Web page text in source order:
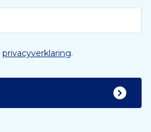
privacyverklaring.